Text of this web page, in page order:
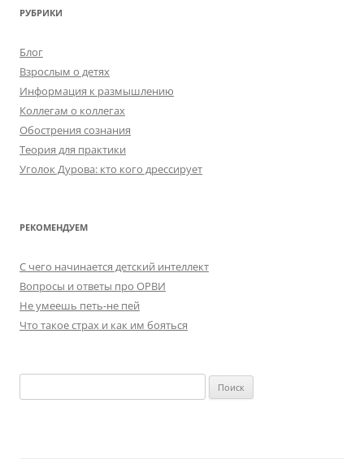
РУБРИКИ
Блог
Взрослым о детях
Информация к размышлению
Коллегам о коллегах
Обострения сознания
Теория для практики
Уголок Дурова: кто кого дрессирует
РЕКОМЕНДУЕМ
C чего начинается детский интеллект
Вопросы и ответы про ОРВИ
Не умеешь петь-не пей
Что такое страх и как им бояться